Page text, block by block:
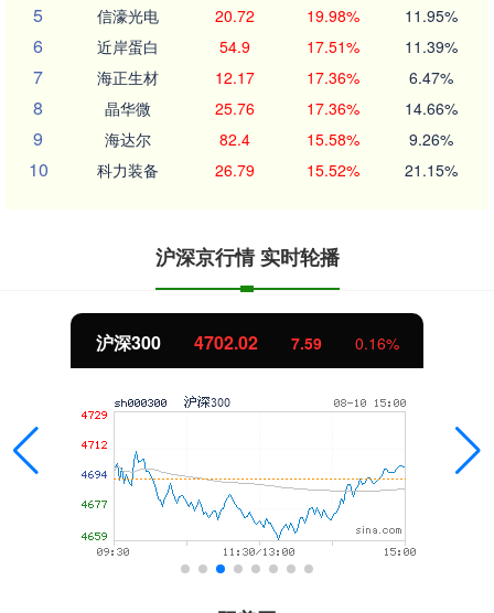
5 信濠光电 20.72 19.98% 11.95%
6 近岸蛋白 54.9 17.51% 11.39%
7 海正生材 12.17 17.36% 6.47%
8 晶华微 25.76 17.36% 14.66%
9 海达尔 82.4 15.58% 9.26%
10 科力装备 26.79 15.52% 21.15%
沪深京行情 实时轮播
沪深300 4702.02 7.59 0.16%